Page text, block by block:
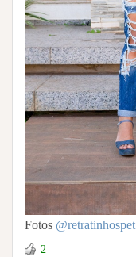
Fotos @retratinhospet
2